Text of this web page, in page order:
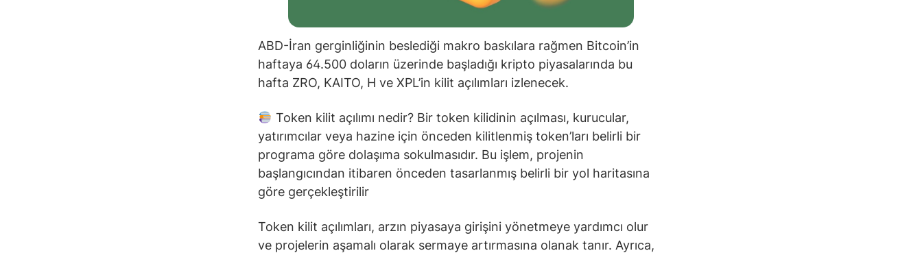
ABD-İran gerginliğinin beslediği makro baskılara rağmen Bitcoin’in
haftaya 64.500 doların üzerinde başladığı kripto piyasalarında bu
hafta ZRO, KAITO, H ve XPL’in kilit açılımları izlenecek.
Token kilit açılımı nedir? Bir token kilidinin açılması, kurucular,
yatırımcılar veya hazine için önceden kilitlenmiş token’ları belirli bir
programa göre dolaşıma sokulmasıdır. Bu işlem, projenin
başlangıcından itibaren önceden tasarlanmış belirli bir yol haritasına
göre gerçekleştirilir
Token kilit açılımları, arzın piyasaya girişini yönetmeye yardımcı olur
ve projelerin aşamalı olarak sermaye artırmasına olanak tanır. Ayrıca,